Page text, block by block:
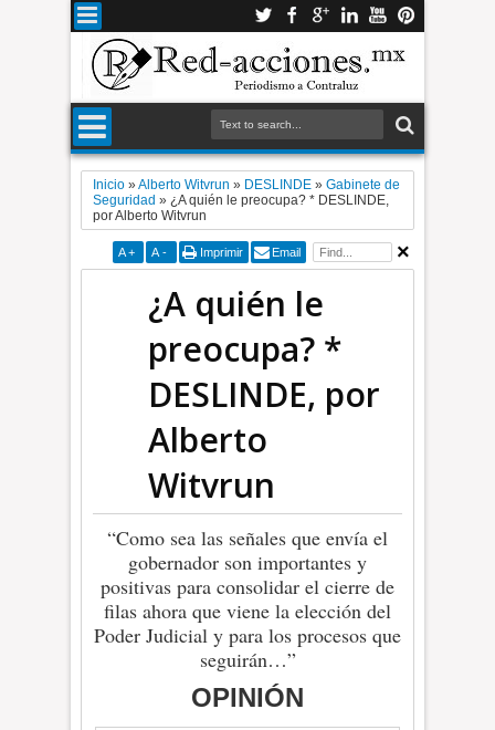
Inicio »Alberto Witvrun » DESLINDE »Gabinete de
Seguridad »¿A quién le preocupa? * DESLINDE,
por Alberto Witvrun
A + A - Imprimir Email
¿A quién le
preocupa? *
DESLINDE, por
Alberto
Witvrun
“Como sea las señales que envía el
gobernador son importantes y
positivas para consolidar el cierre de
filas ahora que viene la elección del
Poder Judicial y para los procesos que
seguirán…”
OPINIÓN